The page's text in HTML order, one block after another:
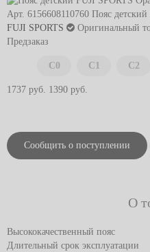
Арт. 6156608110760 Пояс
FUJI SPORTS
Оригинальный
Предзаказ
C0 C1 C2
1737 руб. 1390 руб.
Сообщить о поступлении
О
Высококачественный пояс
Длительный срок эксплуатации